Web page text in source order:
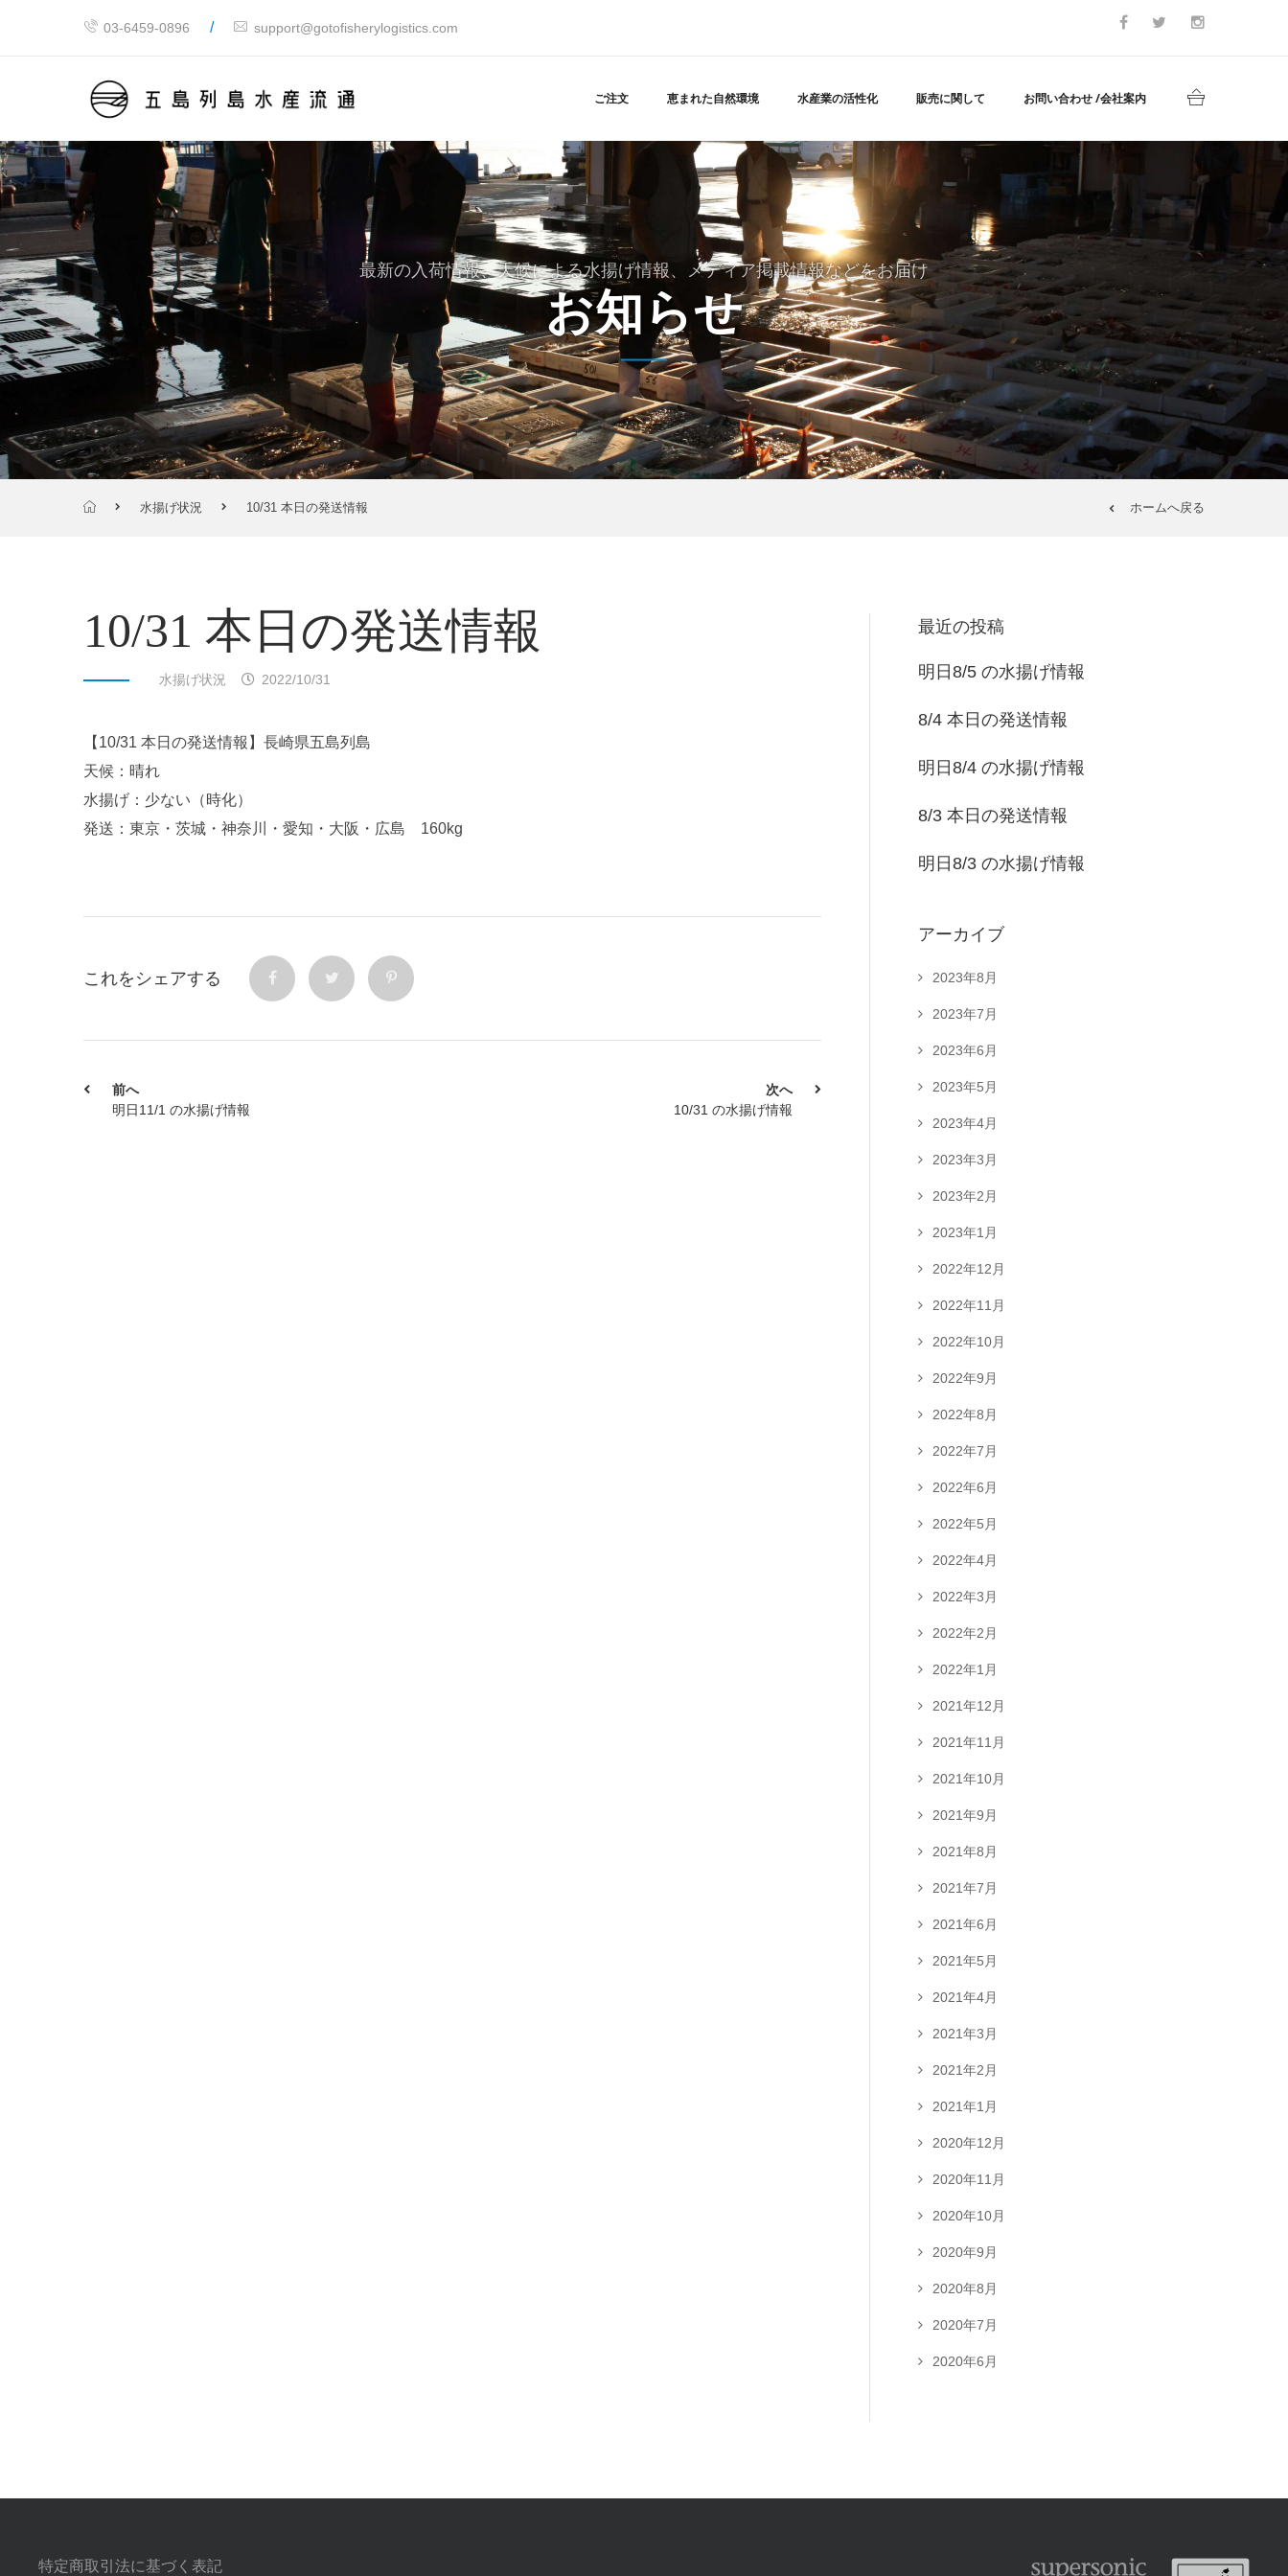
03-6459-0896 / support@gotofisherylogistics.com
ご注文 恵まれた自然環境 水産業の活性化 販売に関して お問い合わせ /会社案内
最新の入荷情報、天候による水揚げ情報、メディア掲載情報などをお届け
お知らせ
水揚げ状況 10/31 本日の発送情報 ホームへ戻る
10/31 本日の発送情報
水揚げ状況 2022/10/31
【10/31 本日の発送情報】長崎県五島列島
天候：晴れ
水揚げ：少ない（時化）
発送：東京・茨城・神奈川・愛知・大阪・広島 160kg
これをシェアする
前へ
明日11/1 の水揚げ情報
次へ
10/31 の水揚げ情報
最近の投稿
明日8/5 の水揚げ情報
8/4 本日の発送情報
明日8/4 の水揚げ情報
8/3 本日の発送情報
明日8/3 の水揚げ情報
アーカイブ
2023年8月
2023年7月
2023年6月
2023年5月
2023年4月
2023年3月
2023年2月
2023年1月
2022年12月
2022年11月
2022年10月
2022年9月
2022年8月
2022年7月
2022年6月
2022年5月
2022年4月
2022年3月
2022年2月
2022年1月
2021年12月
2021年11月
2021年10月
2021年9月
2021年8月
2021年7月
2021年6月
2021年5月
2021年4月
2021年3月
2021年2月
2021年1月
2020年12月
2020年11月
2020年10月
2020年9月
2020年8月
2020年7月
2020年6月
特定商取引法に基づく表記